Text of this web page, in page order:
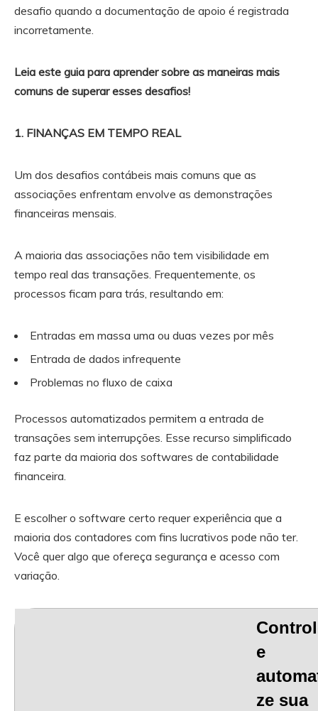
desafio quando a documentação de apoio é registrada
incorretamente.
Leia este guia para aprender sobre as maneiras mais
comuns de superar esses desafios!
1. FINANÇAS EM TEMPO REAL
Um dos desafios contábeis mais comuns que as
associações enfrentam envolve as demonstrações
financeiras mensais.
A maioria das associações não tem visibilidade em
tempo real das transações. Frequentemente, os
processos ficam para trás, resultando em:
Entradas em massa uma ou duas vezes por mês
Entrada de dados infrequente
Problemas no fluxo de caixa
Processos automatizados permitem a entrada de
transações sem interrupções. Esse recurso simplificado
faz parte da maioria dos softwares de contabilidade
financeira.
E escolher o software certo requer experiência que a
maioria dos contadores com fins lucrativos pode não ter.
Você quer algo que ofereça segurança e acesso com
variação.
e
ze sua